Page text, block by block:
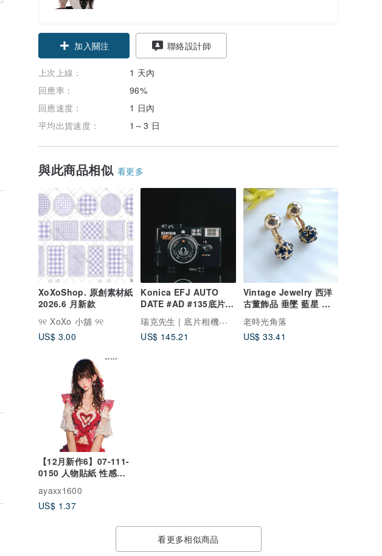
加入關注 聯絡設計師
上次上線：
1 天內
回應率：
96%
回應速度：
1 日內
平均出貨速度：
1～3 日
與此商品相似 看更多
XoXoShop. 原創素材紙
2026.6 月新款
୨୧ XoXo 小舖 ୨୧
US$ 3.00
Konica EFJ AUTO
DATE #AD #135底片相
機
瑞克先生 | 底片相機專賣
US$ 145.21
Vintage Jewelry 西洋
古董飾品 垂墜 藍星 小
巧 栓式耳環
老時光角落
US$ 33.41
【12月新作6】07-111-
0150 人物貼紙 性感情
ayaxx1600
US$ 1.37
看更多相似商品